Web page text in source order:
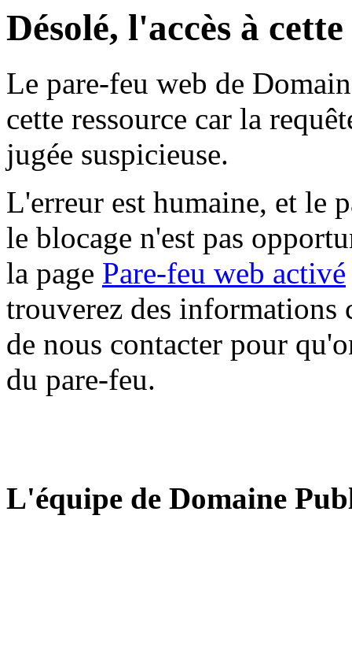
Désolé, l'accès à
Le pare-feu web de
cette ressource car la
jugée suspicieuse.
L'erreur est humaine, et le
le blocage n'est pas
la page Pare-feu web activé
trouverez des informations
de nous contacter pour
du pare-feu.
L'équipe de Domaine